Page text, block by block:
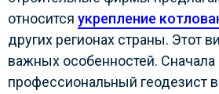
относится укрепление
других регионах страны. Этот
важных особенностей. Сначала
профессиональный геодезист